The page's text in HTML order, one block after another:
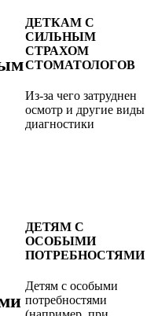
ДЕТКАМ С
СИЛЬНЫМ
СТРАХОМ
СТОМАТОЛОГОВ
Из-за чего затруднен
осмотр и другие виды
диагностики
ДЕТЯМ С
ОСОБЫМИ
ПОТРЕБНОСТЯМИ
Детям с особыми
потребностями